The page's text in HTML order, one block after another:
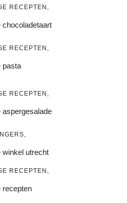
RECEPTEN ,
chocoladetaart
RECEPTEN ,
pasta
RECEPTEN ,
aspergesalade
,
winkel utrecht
RECEPTEN ,
recepten